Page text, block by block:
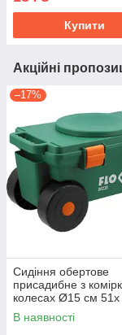
Купити
Акційні
–17%
Сидіння обертове
присадибне з
колесах Ø15 см 51х
см, для навантаж.-
90230
В наявності